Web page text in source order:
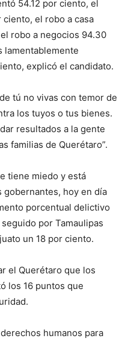
54.12 por ciento, el
el robo a casa
robo a negocios 94.30
lamentablemente
explicó el candidato.
tú no vivas con temor de
los tuyos o tus bienes.
resultados a la gente
familias de Querétaro”.
tiene miedo y está
gobernantes, hoy en día
porcentual delictivo
por Tamaulipas
un 18 por ciento.
el Querétaro que los
los 16 puntos que
humanos para